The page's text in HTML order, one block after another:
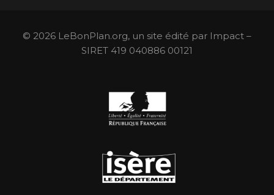
© 2026 LeBonPlan.org, un site édité par Impact –
SIRET 419 040886 00121